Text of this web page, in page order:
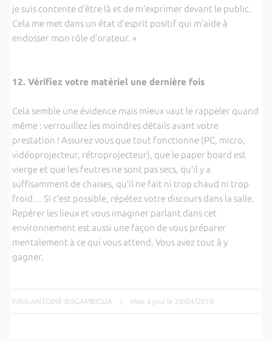
je suis contente d’être là et de m’exprimer devant le public.
Cela me met dans un état d’esprit positif qui m’aide à
endosser mon rôle d’orateur. »
12. Vérifiez votre matériel une dernière fois
Cela semble une évidence mais mieux vaut le rappeler quand
même : verrouillez les moindres détails avant votre
prestation ! Assurez vous que tout fonctionne (PC, micro,
vidéoprojecteur, rétroprojecteur), que le paper board est
vierge et que les feutres ne sont pas secs, qu’il y a
suffisamment de chaises, qu’il ne fait ni trop chaud ni trop
froid… Si c’est possible, répétez votre discours dans la salle.
Repérer les lieux et vous imaginer parlant dans cet
environnement est aussi une façon de vous préparer
mentalement à ce qui vous attend. Vous avez tout à y
gagner.
PAUL-ANTOINE BISGAMBIGLIA | Mise à jour le 28/04/2010